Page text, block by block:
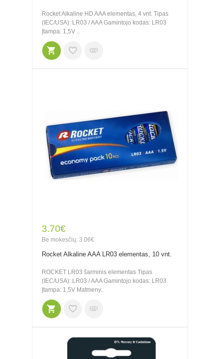
Rocket Alkaline HD AAA elementas, 4 vnt. Tipas
(IEC/USA): LR03 / AAA Gamintojo kodas: LR03
Įtampa: 1,5V ..
3.70€
Be mokesčių: 3.06€
Rocket Alkaline AAA LR03 elementas, 10 vnt.
ROCKET LR03 šarminis elementas Tipas
(IEC/USA): LR03 / AAA Gamintojo kodas: LR03
Įtampa: 1,5V Matmeny..